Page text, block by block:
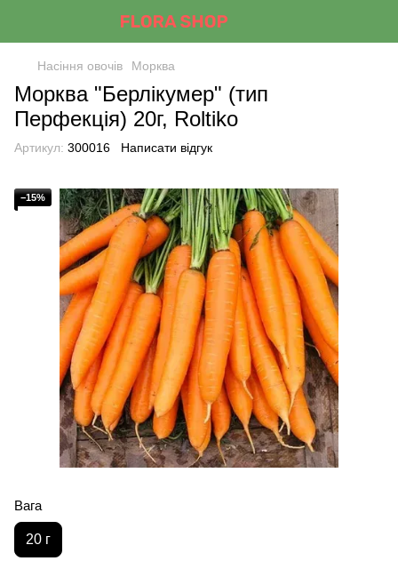
Насіння овочів Морква
Морква "Берлікумер" (тип
Перфекція) 20г, Roltiko
Артикул: 300016 Написати відгук
−15%
Вага
20 г